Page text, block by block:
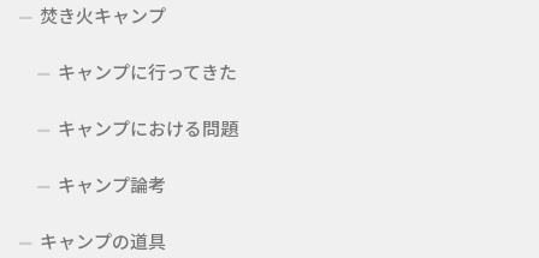
焚き火キャンプ
キャンプに行ってきた
キャンプにおける問題
キャンプ論考
キャンプの道具